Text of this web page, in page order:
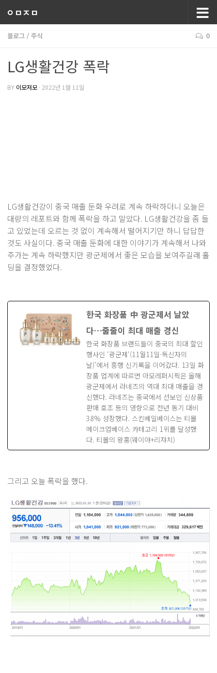
ㅇㅁㅈㅁ
블로그 / 주식 0
LG생활건강 폭락
BY 이모저모 · 2022년 1월 11일
LG생활건강이 중국 매출 둔화 우려로 계속 하락하더니 오늘은
대량의 레포트와 함께 폭락을 하고 말았다. LG생활건강을 좀 들
고 있었는데 오르는 것 없이 계속해서 떨어지기만 하니 답답한
것도 사실이다. 중국 매출 둔화에 대한 이야기가 계속해서 나와
주가는 계속 하락했지만 광군제에서 좋은 모습을 보여주길래 홀
딩을 결정했었다.
한국 화장품 中 광군제서 날았
다…줄줄이 최대 매출 경신
한국 화장품 브랜드들이 중국의 최대 할인
행사인 ‘광군제‘(11월11일·독신자의
날)’에서 흥행 신기록을 이어갔다. 13일 화
장품 업계에 따르면 아모레퍼시픽은 올해
광군제에서 라네즈의 역대 최대 매출을 경
신했다. 라네즈는 중국에서 선보인 신상품
판매 호조 등의 영향으로 전년 동기 대비
38% 성장했다. 스킨베일베이스는 티몰
메이크업베이스 카테고리 1위를 달성했
다. 티몰의 왕홍(웨이야+리쟈치)
그리고 오늘 폭락을 했다.